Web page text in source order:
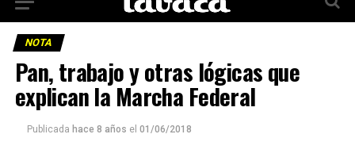
NOTA
Pan, trabajo y otras lógicas que
explican la Marcha Federal
Publicada hace 8 años el 01/06/2018